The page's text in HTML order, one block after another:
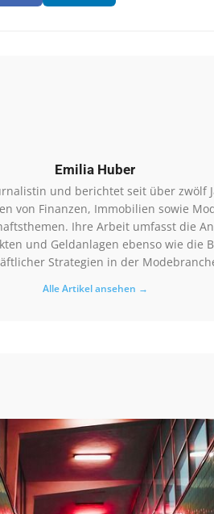
Emilia Huber
und berichtet seit über zwölf
von Finanzen, Immobilien sowie
Ihre Arbeit umfasst die
und Geldanlagen ebenso wie die
Strategien in der
Alle Artikel ansehen →